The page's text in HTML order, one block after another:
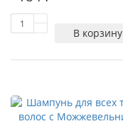
В корзину